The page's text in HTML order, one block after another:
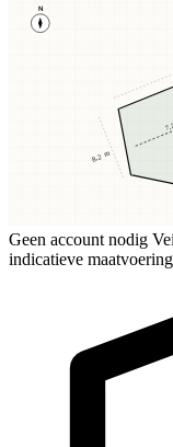
N
8,2 m
Geen account nodig
indicatieve maatvoering